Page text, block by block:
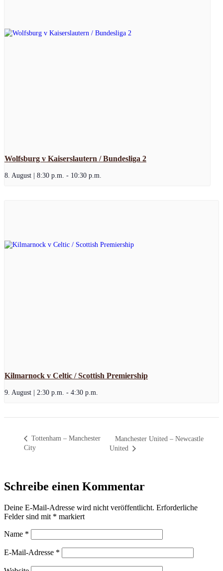
Wolfsburg v Kaiserslautern / Bundesliga 2
8. August | 8:30 p.m. - 10:30 p.m.
Kilmarnock v Celtic / Scottish Premiership
9. August | 2:30 p.m. - 4:30 p.m.
Tottenham – Manchester
City
Manchester United – Newcastle
United
Schreibe einen Kommentar
Deine E-Mail-Adresse wird nicht veröffentlicht. Erforderliche
Felder sind mit * markiert
Name *
E-Mail-Adresse *